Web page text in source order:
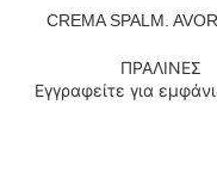
ΔΙΑΒΆΣΤΕ ΠΕΡΙΣΣΌΤΕΡΑ
CREMA SPALM.
ΠΡΑΛΙΝΕΣ
Εγγραφείτε για